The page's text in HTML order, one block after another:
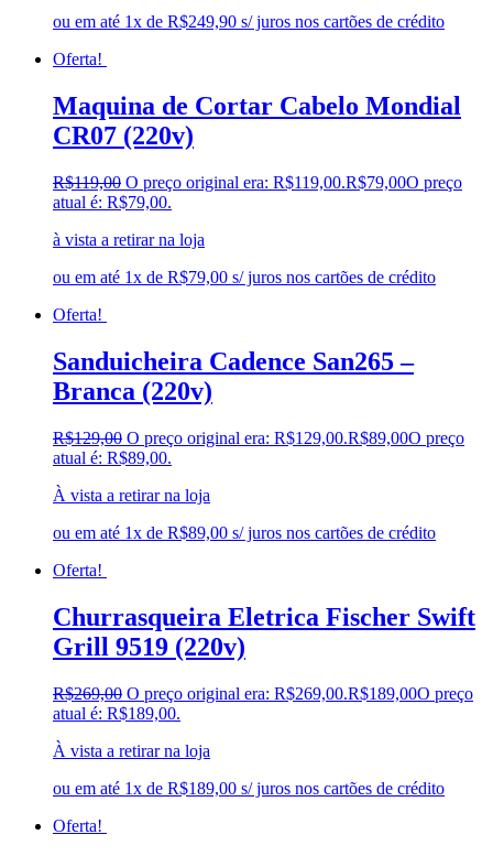
ou em até 1x de R$249,90 s/ juros nos cartões de crédito
Oferta!
Maquina de Cortar Cabelo Mondial
CR07 (220v)
R$119,00 O preço original era: R$119,00.R$79,00O preço
atual é: R$79,00.
à vista a retirar na loja
ou em até 1x de R$79,00 s/ juros nos cartões de crédito
Oferta!
Sanduicheira Cadence San265 –
Branca (220v)
R$129,00 O preço original era: R$129,00.R$89,00O preço
atual é: R$89,00.
À vista a retirar na loja
ou em até 1x de R$89,00 s/ juros nos cartões de crédito
Oferta!
Churrasqueira Eletrica Fischer Swift
Grill 9519 (220v)
R$269,00 O preço original era: R$269,00.R$189,00O preço
atual é: R$189,00.
À vista a retirar na loja
ou em até 1x de R$189,00 s/ juros nos cartões de crédito
Oferta!